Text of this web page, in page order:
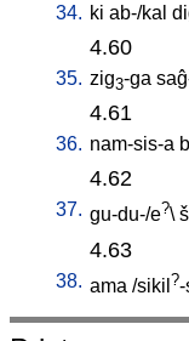
34. ki ab-/kal
4.60
35. zig3-ga
4.61
36. nam-sis-a
4.62
37. gu-du-/e?\
4.63
38. ama /sikil ?-